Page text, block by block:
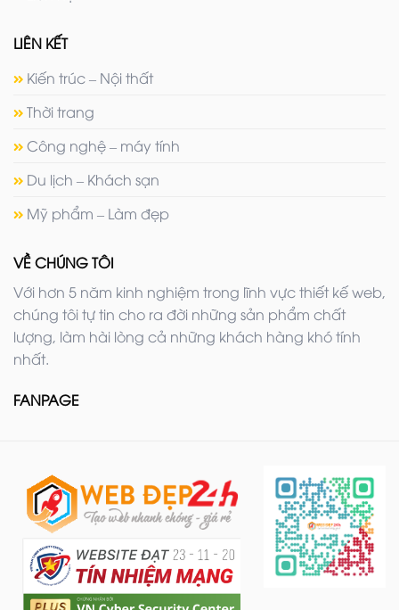
LIÊN KẾT
Kiến trúc – Nội thất
Thời trang
Công nghệ – máy tính
Du lịch – Khách sạn
Mỹ phẩm – Làm đẹp
VỀ CHÚNG TÔI
Với hơn 5 năm kinh nghiệm trong lĩnh vực thiết kế web,
chúng tôi tự tin cho ra đời những sản phẩm chất
lượng, làm hài lòng cả những khách hàng khó tính
nhất.
FANPAGE